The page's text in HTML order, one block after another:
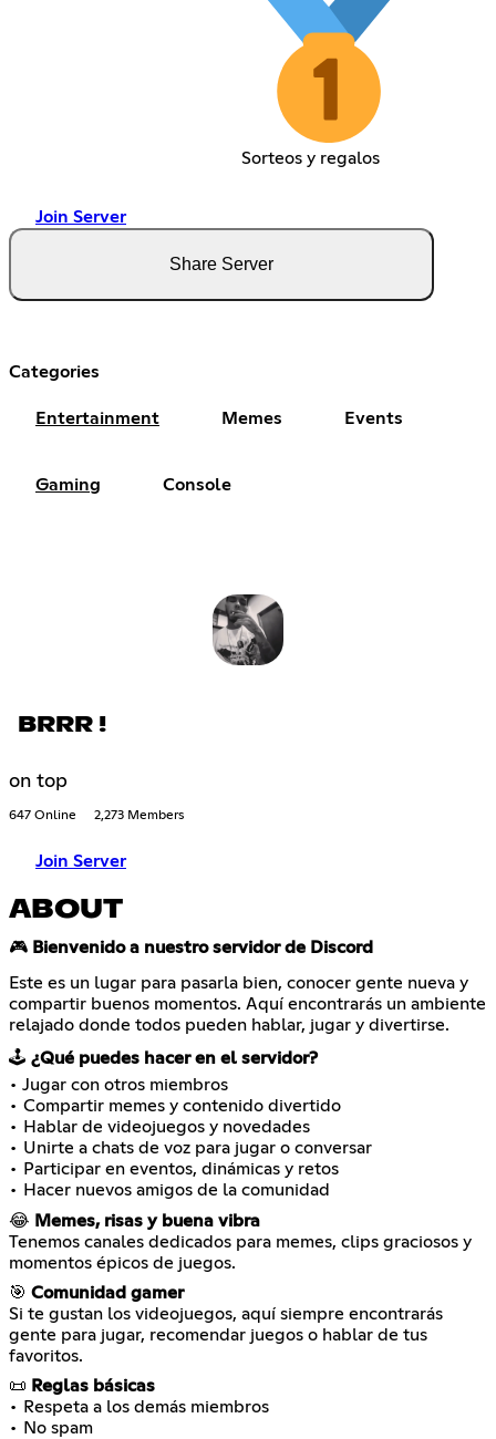
Sorteos y regalos
Join Server
Share Server
Categories
Entertainment Memes Events
Gaming Console
BRRR !
on top
647 Online 2,273 Members
Join Server
ABOUT
🎮 Bienvenido a nuestro servidor de Discord
Este es un lugar para pasarla bien, conocer gente nueva y
compartir buenos momentos. Aquí encontrarás un ambiente
relajado donde todos pueden hablar, jugar y divertirse.
🕹️ ¿Qué puedes hacer en el servidor?
• Jugar con otros miembros
• Compartir memes y contenido divertido
• Hablar de videojuegos y novedades
• Unirte a chats de voz para jugar o conversar
• Participar en eventos, dinámicas y retos
• Hacer nuevos amigos de la comunidad
😂 Memes, risas y buena vibra
Tenemos canales dedicados para memes, clips graciosos y
momentos épicos de juegos.
🎯 Comunidad gamer
Si te gustan los videojuegos, aquí siempre encontrarás
gente para jugar, recomendar juegos o hablar de tus
favoritos.
📜 Reglas básicas
• Respeta a los demás miembros
• No spam